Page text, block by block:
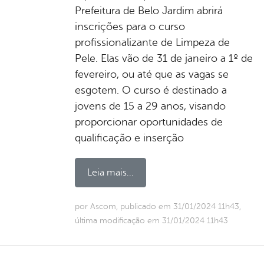
Prefeitura de Belo Jardim abrirá
inscrições para o curso
profissionalizante de Limpeza de
Pele. Elas vão de 31 de janeiro a 1º de
fevereiro, ou até que as vagas se
esgotem. O curso é destinado a
jovens de 15 a 29 anos, visando
proporcionar oportunidades de
qualificação e inserção
Leia mais...
por Ascom, publicado em 31/01/2024 11h43,
última modificação em 31/01/2024 11h43